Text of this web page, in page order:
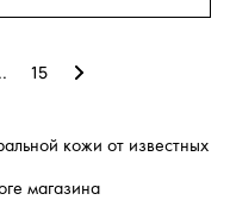
15
кожи от известных
магазина